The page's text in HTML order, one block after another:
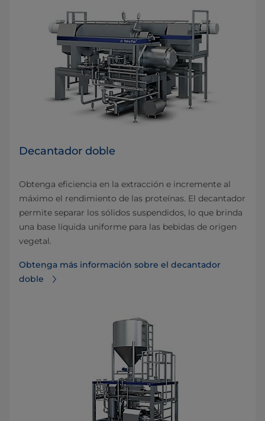
Decantador doble
Obtenga eficiencia en la extracción e incremente al
máximo el rendimiento de las proteínas. El decantador
permite separar los sólidos suspendidos, lo que brinda
una base líquida uniforme para las bebidas de origen
vegetal.
Obtenga más información sobre el decantador
doble